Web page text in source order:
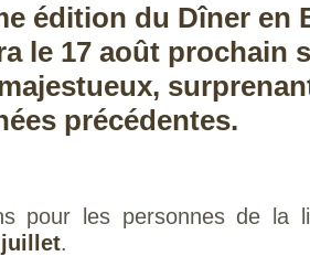
édition du Dîner en
le 17 août prochain
précédentes.
pour les personnes de la
juillet.